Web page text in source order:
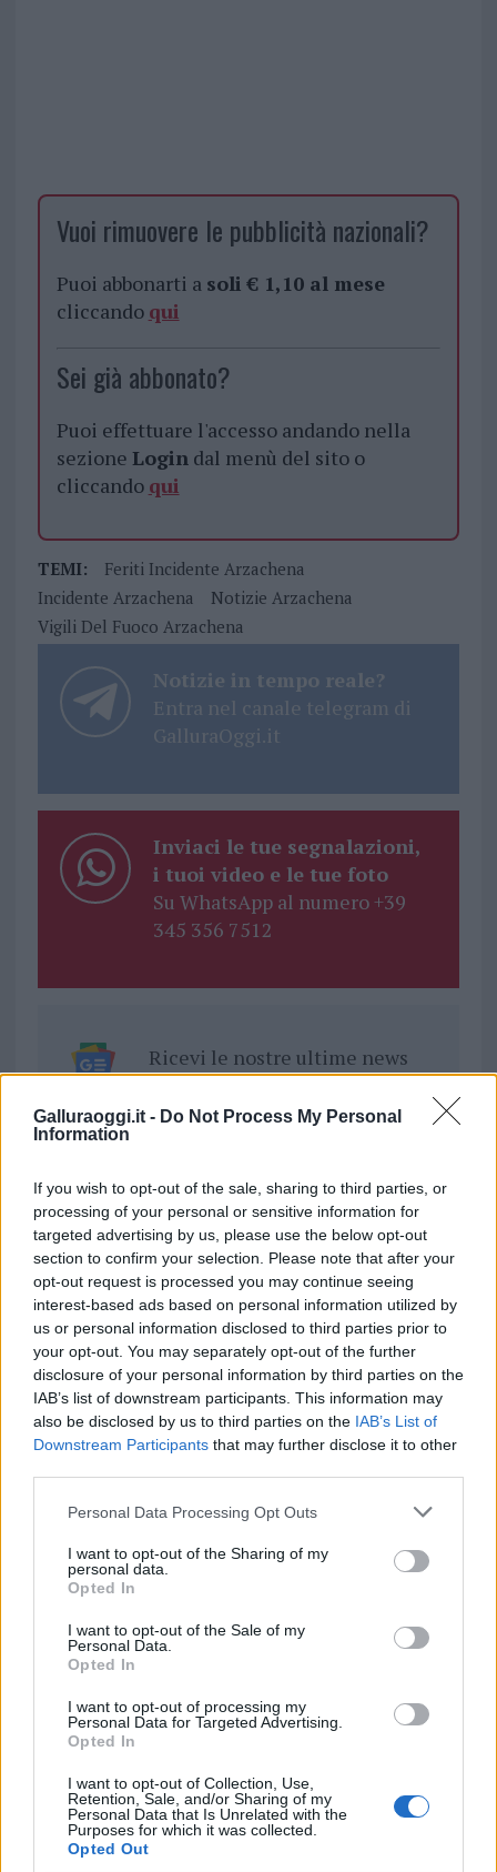
Galluraoggi.it - Do Not Process My Personal
Information
If you wish to opt-out of the sale, sharing to third parties, or
processing of your personal or sensitive information for
targeted advertising by us, please use the below opt-out
section to confirm your selection. Please note that after your
opt-out request is processed you may continue seeing
interest-based ads based on personal information utilized by
us or personal information disclosed to third parties prior to
your opt-out. You may separately opt-out of the further
disclosure of your personal information by third parties on the
IAB’s list of downstream participants. This information may
also be disclosed by us to third parties on the IAB’s List of
Downstream Participants that may further disclose it to other
Please note that this website/app uses one or more Google
not limited to your visit or usage behaviour. You may click to
grant or deny consent to Google and its third-party tags to
use your data for below specified purposes in below Google
consent section.
Personal Data Processing Opt Outs
I want to opt-out of the Sharing of my
personal data.
Opted In
I want to opt-out of the Sale of my
Personal Data.
Opted In
I want to opt-out of processing my
Personal Data for Targeted Advertising.
Opted In
I want to opt-out of Collection, Use,
Retention, Sale, and/or Sharing of my
Personal Data that Is Unrelated with the
Purposes for which it was collected.
Opted Out
Vuoi rimuovere le pubblicità nazionali?
Puoi abbonarti a soli € 1,10 al mese
cliccando qui
Sei già abbonato?
Puoi effettuare l'accesso andando nella
sezione Logindal menù del sito o
cliccando qui
TEMI:
Feriti Incidente Arzachena
Incidente Arzachena
Notizie Arzachena
Vigili Del Fuoco Arzachena
Notizie in tempo reale?
Entra nel canale telegram di
GalluraOggi.it
Inviaci le tue segnalazioni,
i tuoi video e le tue foto
Su WhatsApp al numero +39
345 356 7512
Ricevi le nostre ultime news
daGoogle News
Condividi l'articolo
F
a
ce
b
o
o
k
T
w
it
te
r
Pi
n
te
re
st
W
h
at
s
A
p
p
S
h
a
re
Articolo precedente
Prossimo articolo
NOTIZIE RECENTI
“Sul filo del discorso”: sold out ad Olbia per il
reading su Atzeni
center di Tegge
Esce di strada con l’auto ad Arzachena: ferito il
conducente
Turiste si perdono a Tavolara: salvate dai vigili
del fuoco